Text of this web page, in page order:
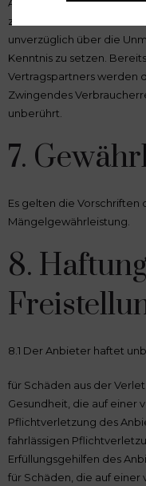
zurücktreten. Der
unverzüglich über die
Kenntnis zu setzen.
Vertragspartners werden
Zwingendes
unberührt.
7.
Es gelten die Vorschriften
Mängelgewährleistung.
8.
8.1 Der Anbieter haftet
für Schäden aus der
Gesundheit, die auf einer
Pflichtverletzung des
fahrlässigen
Erfüllungsgehilfen des
für Schäden, die auf einer